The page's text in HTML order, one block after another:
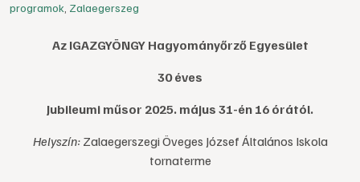
programok Zalaegerszeg
Az IGAZGYÖNGY Hagyományőrző Egyesület
30 éves
Jubileumi műsor 2025. május 31-én 16 órától.
Helyszín: Zalaegerszegi Öveges József Általános Iskola
tornaterme